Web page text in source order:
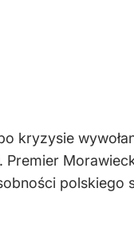
kryzysie
polskiego